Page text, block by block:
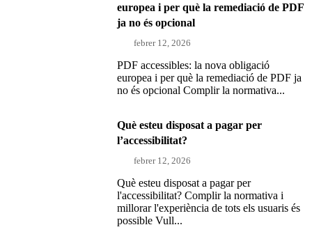
europea i per què la remediació de PDF
ja no és opcional
febrer 12, 2026
PDF accessibles: la nova obligació
europea i per què la remediació de PDF ja
no és opcional Complir la normativa...
Què esteu disposat a pagar per
l’accessibilitat?
febrer 12, 2026
Què esteu disposat a pagar per
l'accessibilitat? Complir la normativa i
millorar l'experiència de tots els usuaris és
possible Vull...